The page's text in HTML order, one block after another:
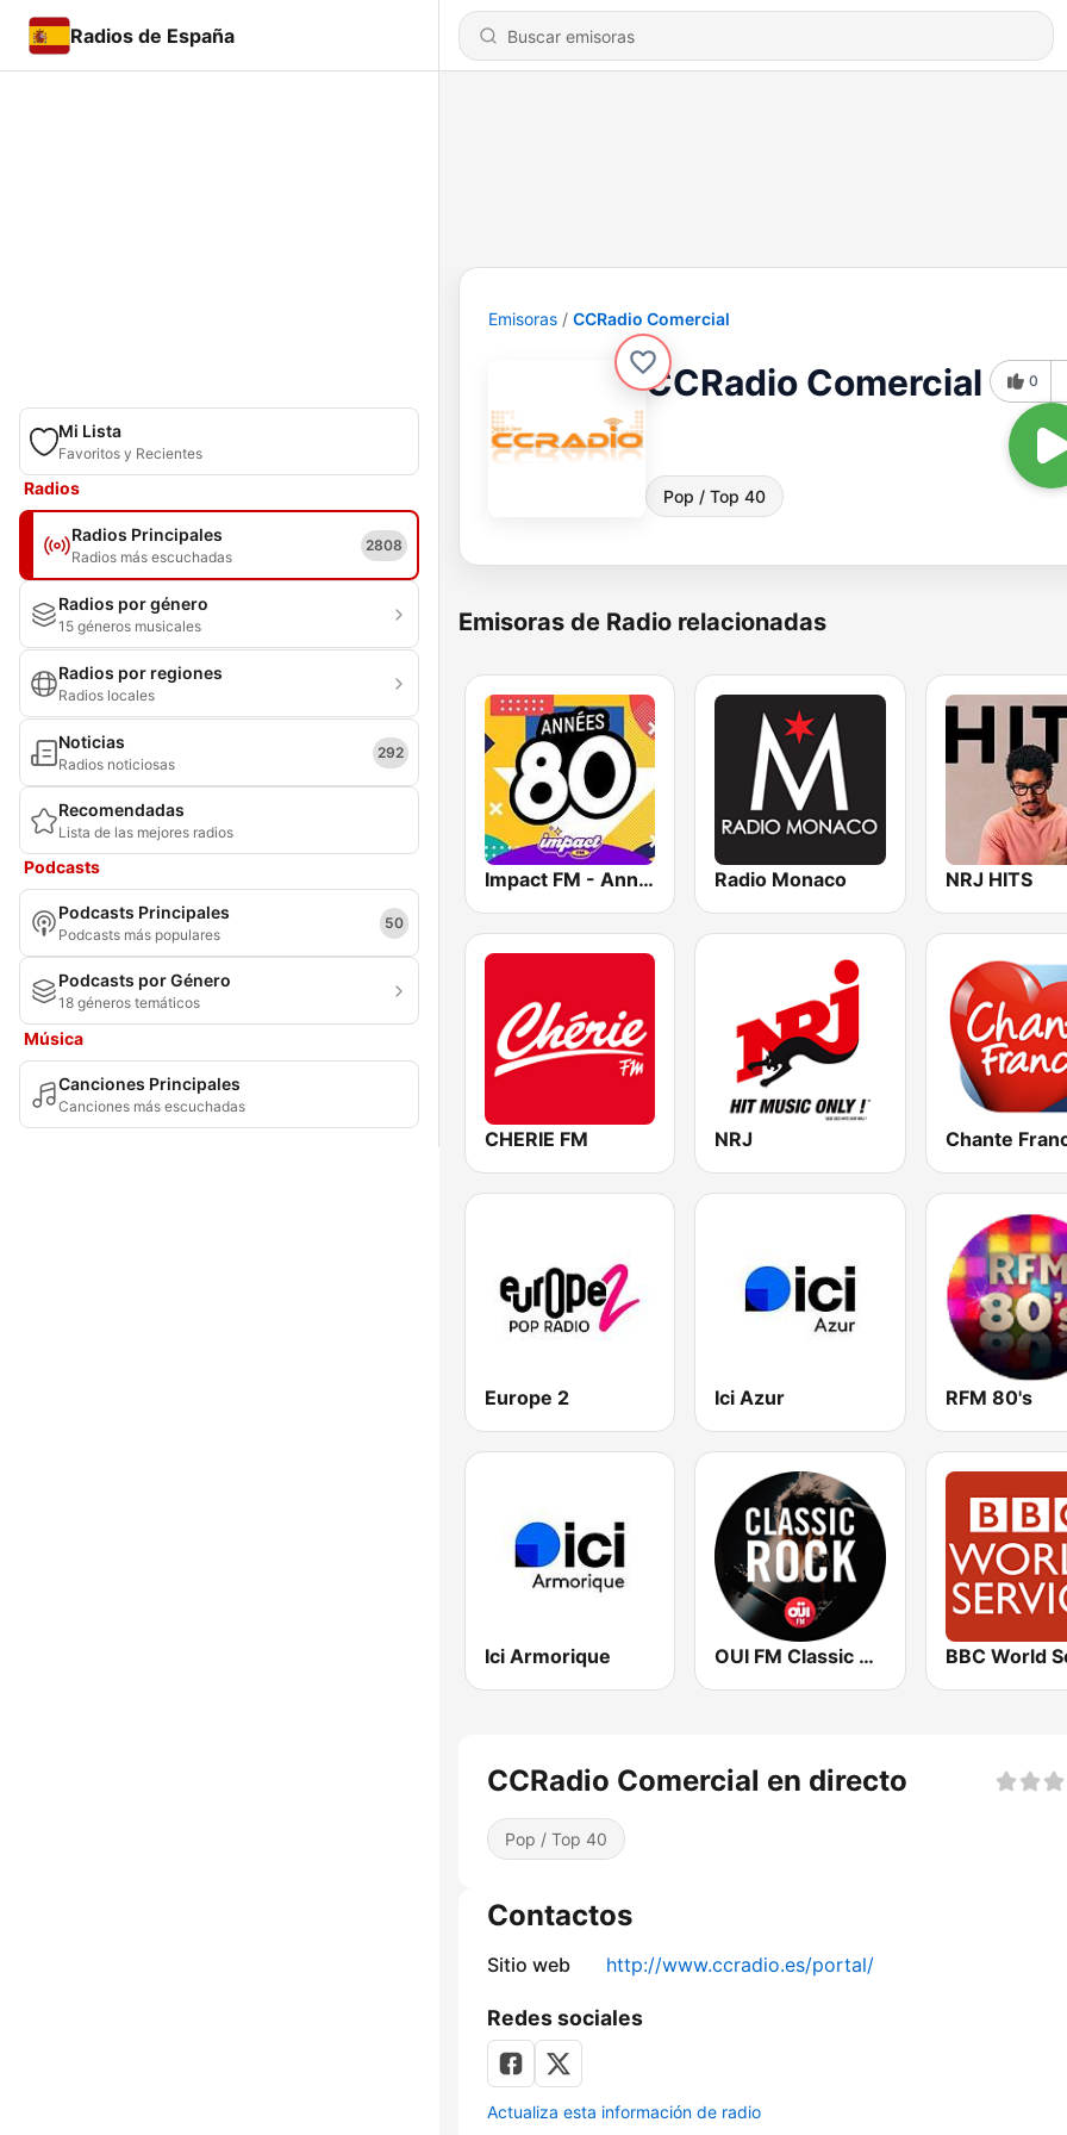
Radios de España
Mi Lista
Favoritos y Recientes
Radios
Radios Principales
Radios más escuchadas
2808
Radios por género
15 géneros musicales
Radios por regiones
Radios locales
Noticias
Radios noticiosas
292
Recomendadas
Lista de las mejores radios
Podcasts
Podcasts Principales
Podcasts más populares
50
Podcasts por Género
18 géneros temáticos
Música
Canciones Principales
Canciones más escuchadas
Emisoras CCRadio Comercial
CCRadio Comercial
Pop / Top 40
0
Emisoras de Radio relacionadas
Impact FM - Années 80 Radio Monaco NRJ HITS
CHERIE FM NRJ Chante
Europe 2 Ici Azur RFM 80's
Ici Armorique OUI FM Classic Rock
CCRadio Comercial en directo
Pop / Top 40
Contactos
Sitio web http://www.ccradio.es/portal/
Redes sociales
Actualiza esta información de radio